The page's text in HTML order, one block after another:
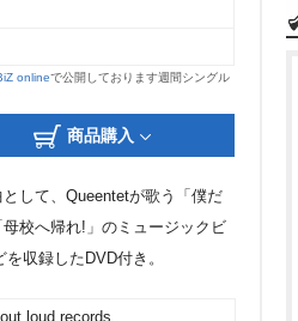
onlineで公開しております週間シングル
商品購入
して、Queentetが歌う「僕だ
校へ帰れ!」のミュージックビ
収録したDVD付き。
loud records